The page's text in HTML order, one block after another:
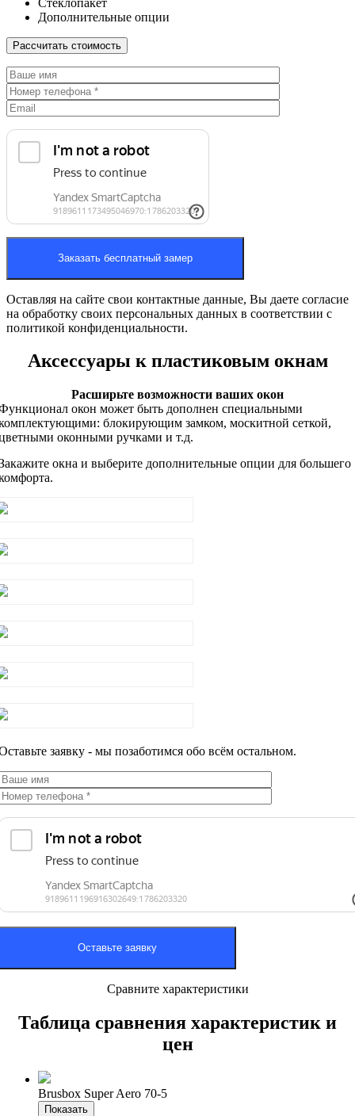
Дополнительные опции
Рассчитать стоимость
Оставляя на сайте свои контактные данные, Вы даете согласие
на обработку своих персональных данных в соответствии с
политикой конфиденциальности.
Аксессуары к пластиковым окнам
Расширьте возможности ваших окон
окон может быть дополнен специальными
блокирующим замком, москитной сеткой,
оконными ручками и т.д.
окна и выберите дополнительные опции для большего
заявку - мы позаботимся обо всём остальном.
Сравните характеристики
Таблица сравнения характеристик и
цен
Brusbox Super Aero 70-5
Показать